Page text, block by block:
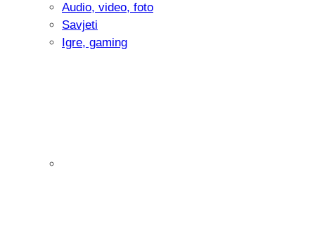
Audio, video, foto
Savjeti
Igre, gaming